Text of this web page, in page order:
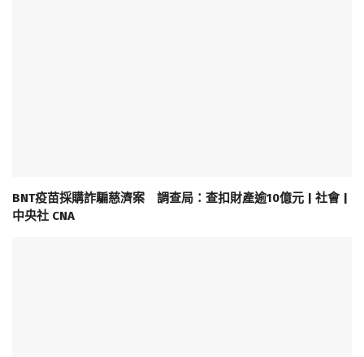
BNT疫苗採購詐騙慈濟案 調查局：查扣財產逾10億元 | 社會 |
中央社 CNA